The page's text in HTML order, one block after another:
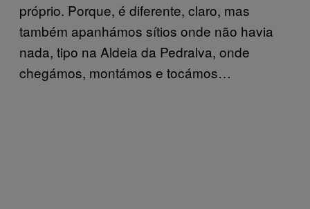
próprio. Porque, é diferente, claro, mas
também apanhámos sítios onde não havia
nada, tipo na Aldeia da Pedralva, onde
chegámos, montámos e tocámos…